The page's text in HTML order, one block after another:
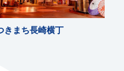
きまち長崎横丁